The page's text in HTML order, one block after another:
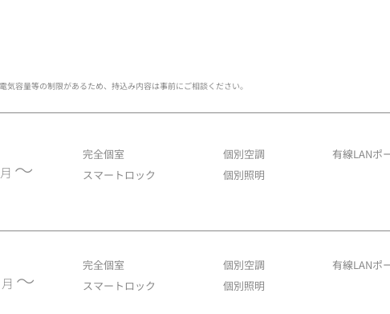
気容量等の制限があるため、持込み内容は事前にご相談ください。
～
完全個室
スマートロック
個別空調
個別照明
有線LANポ
～
完全個室
スマートロック
個別空調
個別照明
有線LANポ